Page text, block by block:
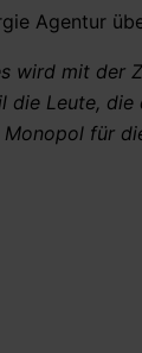
Agentur
wird mit
Leute,
für